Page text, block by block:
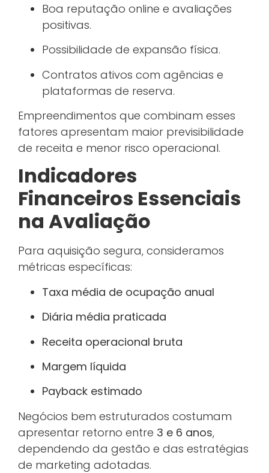
Boa reputação online e avaliações
positivas.
Possibilidade de expansão física.
Contratos ativos com agências e
plataformas de reserva.
Empreendimentos que combinam esses
fatores apresentam maior previsibilidade
de receita e menor risco operacional.
Indicadores
Financeiros Essenciais
na Avaliação
Para aquisição segura, consideramos
métricas específicas:
Taxa média de ocupação anual
Diária média praticada
Receita operacional bruta
Margem líquida
Payback estimado
Negócios bem estruturados costumam
apresentar retorno entre 3 e 6 anos,
dependendo da gestão e das estratégias
de marketing adotadas.